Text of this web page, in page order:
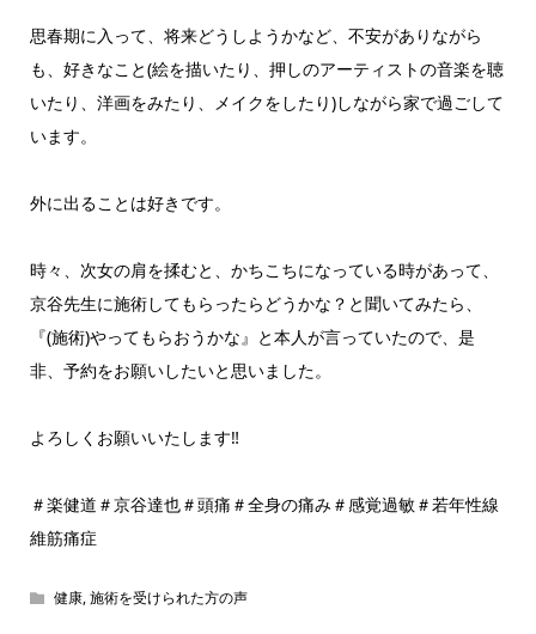
思春期に入って、将来どうしようかなど、不安がありながら
も、好きなこと(絵を描いたり、押しのアーティストの音楽を聴
いたり、洋画をみたり、メイクをしたり)しながら家で過ごして
います。
外に出ることは好きです。
時々、次女の肩を揉むと、かちこちになっている時があって、
京谷先生に施術してもらったらどうかな？と聞いてみたら、
『(施術)やってもらおうかな』と本人が言っていたので、是
非、予約をお願いしたいと思いました。
よろしくお願いいたします‼
＃楽健道＃京谷達也＃頭痛＃全身の痛み＃感覚過敏＃若年性線
維筋痛症
健康,施術を受けられた方の声